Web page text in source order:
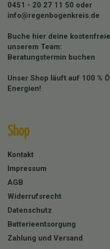
0451 - 20 27 11 50 oder
info@regenbogenkreis.de
Buche hier deine
unserem Team:
Beratungstermin buchen
Unser Shop läuft auf 100 %
Energien!
Shop
Kontakt
Impressum
AGB
Widerrufsrecht
Datenschutz
Batterieentsorgung
Zahlung und Versand